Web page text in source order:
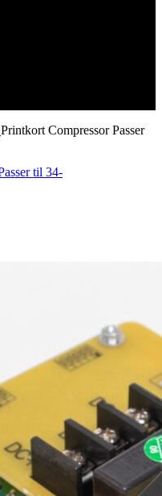
Printkort Compressor Passer